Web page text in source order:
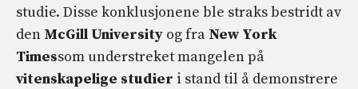
studie. Disse konklusjonene ble straks bestridt av
den McGill University og fra New York
Timessom understreket mangelen på
vitenskapelige studier i stand til å demonstrere